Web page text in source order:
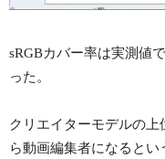
sRGBカバー率は実測値
った。
クリエイターモデルの
ら動画編集者になるとい